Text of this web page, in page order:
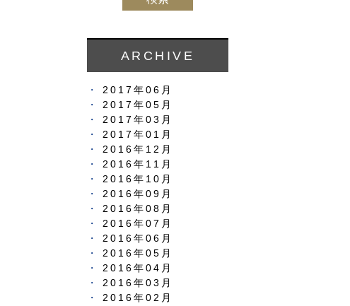
ARCHIVE
2017年06月
2017年05月
2017年03月
2017年01月
2016年12月
2016年11月
2016年10月
2016年09月
2016年08月
2016年07月
2016年06月
2016年05月
2016年04月
2016年03月
2016年02月